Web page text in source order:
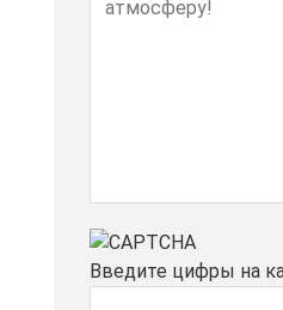
Вве­ди­те циф­ры на